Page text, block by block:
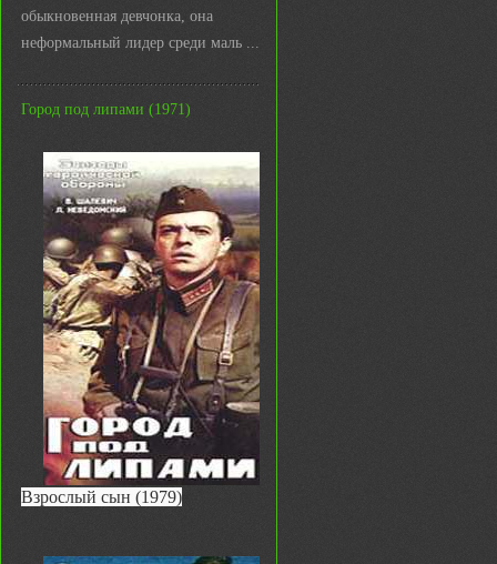
обыкновенная девчонка, она
неформальный лидер среди маль ...
Город под липами (1971)
Взрослый сын (1979)